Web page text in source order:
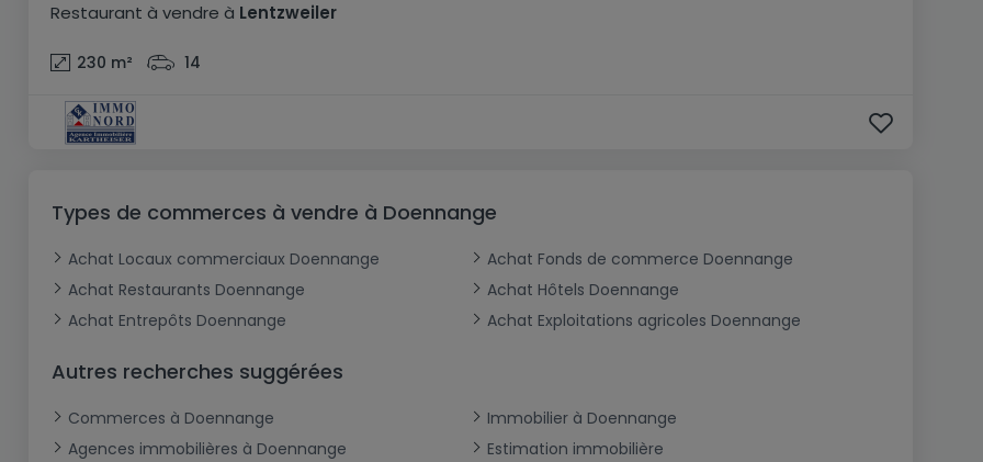
Restaurant à vendre à Lentzweiler
230 m² 14
Types de commerces à vendre à Doennange
Achat Locaux commerciaux Doennange
Achat Fonds de commerce Doennange
Achat Restaurants Doennange
Achat Hôtels Doennange
Achat Entrepôts Doennange
Achat Exploitations agricoles Doennange
Autres recherches suggérées
Commerces à Doennange
Immobilier à Doennange
Agences immobilières à Doennange
Estimation immobilière